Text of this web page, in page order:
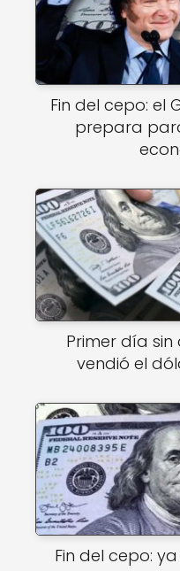
Fin del cepo: el
prepara
Primer día
vendió el
Fin del cepo: